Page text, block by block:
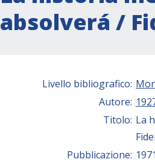
absolverá /
Livello bibliografico:
Autore:
Titolo: La
Pubblicazione: